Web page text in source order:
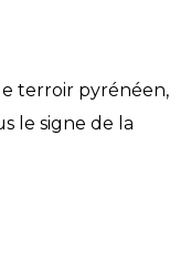
terroir pyrénéen,
le signe de la